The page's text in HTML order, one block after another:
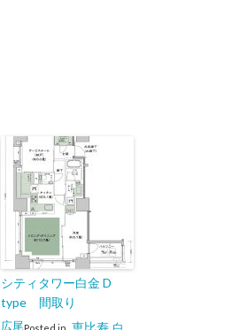
シティタワー白金 D
type 間取り
Posted in
広尾 恵比寿, 白